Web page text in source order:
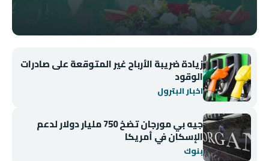
زيادة ضريبة الأرباح غير المتوقعة على صادرات
الوقود
اخبار البترول
جيه بي مورجان تضخ 750 مليار دولار لدعم
الإسكان في أمريكا
بنوك